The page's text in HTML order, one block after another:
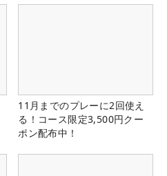
11月までのプレーに2回使え
る！コース限定3,500円クー
ポン配布中！